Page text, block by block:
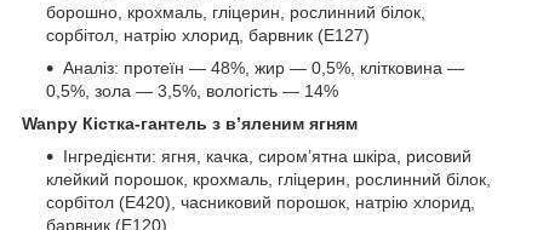
борошно, крохмаль, гліцерин, рослинний білок,
сорбітол, натрію хлорид, барвник (E127)
Аналіз: протеїн — 48%, жир — 0,5%, клітковина —
0,5%, зола — 3,5%, вологість — 14%
Wanpy Кістка-гантель з в’яленим ягням
Інгредієнти: ягня, качка, сиром’ятна шкіра, рисовий
клейкий порошок, крохмаль, гліцерин, рослинний білок,
сорбітол (E420), часниковий порошок, натрію хлорид,
барвник (E120)